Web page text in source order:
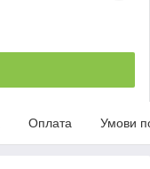
Оплата Умови